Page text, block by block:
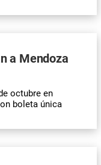
a Mendoza
octubre en
boleta única